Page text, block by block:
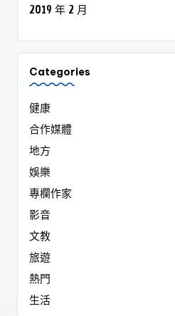
2019 年 2 月
Categories
健康
合作媒體
地方
娛樂
專欄作家
影音
文教
旅遊
熱門
生活